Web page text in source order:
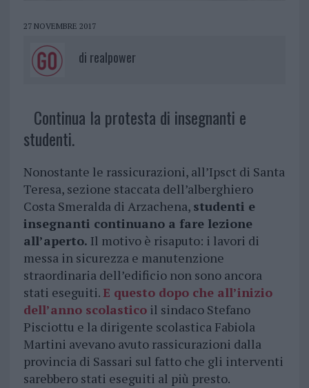
27 NOVEMBRE 2017
di realpower
Continua la protesta di insegnanti e
studenti.
Nonostante le rassicurazioni, all’Ipsct di Santa
Teresa, sezione staccata dell’alberghiero
Costa Smeralda di Arzachena, studenti e
insegnanti continuano a fare lezione
all’aperto. Il motivo è risaputo: i lavori di
messa in sicurezza e manutenzione
straordinaria dell’edificio non sono ancora
stati eseguiti.E questo dopo che all’inizio
dell’anno scolasticoil sindaco Stefano
Pisciottu e la dirigente scolastica Fabiola
Martini avevano avuto rassicurazioni dalla
provincia di Sassari sul fatto che gli interventi
sarebbero stati eseguiti al più presto.